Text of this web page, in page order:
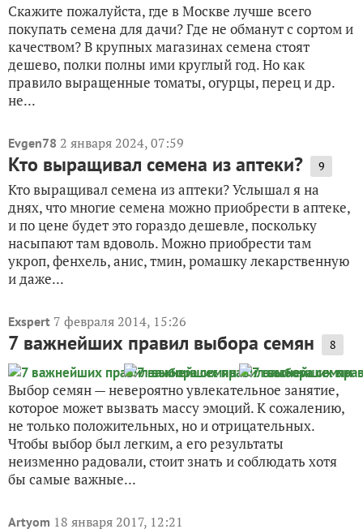
Скажите пожалуйста, где в Москве лучше всего
покупать семена для дачи? Где не обманут с сортом и
качеством? В крупных магазинах семена стоят
дешево, полки полны ими круглый год. Но как
правило выращенные томаты, огурцы, перец и др.
не...
Evgen78 2 января 2024, 07:59
Кто выращивал семена из аптеки? 9
Кто выращивал семена из аптеки? Услышал я на
днях, что многие семена можно приобрести в аптеке,
и по цене будет это гораздо дешевле, поскольку
насыпают там вдоволь. Можно приобрести там
укроп, фенхель, анис, тмин, ромашку лекарственную
и даже...
Exspert 7 февраля 2014, 15:26
7 важнейших правил выбора семян 8
Выбор семян — невероятно увлекательное занятие,
которое может вызвать массу эмоций. К сожалению,
не только положительных, но и отрицательных.
Чтобы выбор был легким, а его результаты
неизменно радовали, стоит знать и соблюдать хотя
бы самые важные...
Artyom 18 января 2017, 12:21